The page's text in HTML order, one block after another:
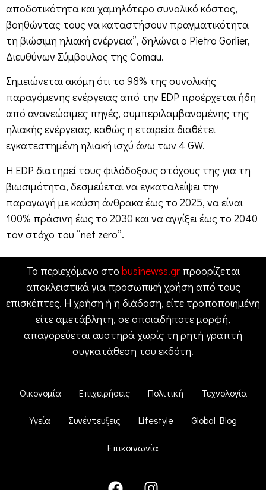
αποδοτικότητα και χαμηλότερο συνολικό κόστος,
βοηθώντας τους να καταστήσουν πραγματικότητα
τη βιώσιμη ηλιακή ενέργεια”, δηλώνει ο Pietro Gorlier,
Διευθύνων Σύμβουλος της Comau.
Σημειώνεται ακόμη ότι το 98% της συνολικής
παραγόμενης ενέργειας από την EDP προέρχεται ήδη
από ανανεώσιμες πηγές, συμπεριλαμβανομένης της
ηλιακής ενέργειας, καθώς η εταιρεία διαθέτει
εγκατεστημένη ηλιακή ισχύ άνω των 4 GW.
Η EDP διατηρεί τους φιλόδοξους στόχους της για τη
βιωσιμότητα, δεσμεύεται να εγκαταλείψει την
παραγωγή με καύση άνθρακα έως το 2025, να είναι
100% πράσινη έως το 2030 και να αγγίξει έως το 2040
τον στόχο του “net zero”.
Το περιεχόμενο στο businewss.grπροορίζεται
αποκλειστικά για προσωπική χρήση από τους
επισκέπτες. Η χρήση ή η διάδοση, είτε τροποποιημένη
είτε αμετάβλητη, σε οποιαδήποτε μορφή,
απαγορεύεται αυστηρά χωρίς τη ρητή γραπτή
συγκατάθεση του εκδότη.
Οικονομία Επιχειρήσεις Πολιτική Τεχνολογία
Υγεία Συνέντευξεις Lifestyle Global Blog
Επικοινωνία